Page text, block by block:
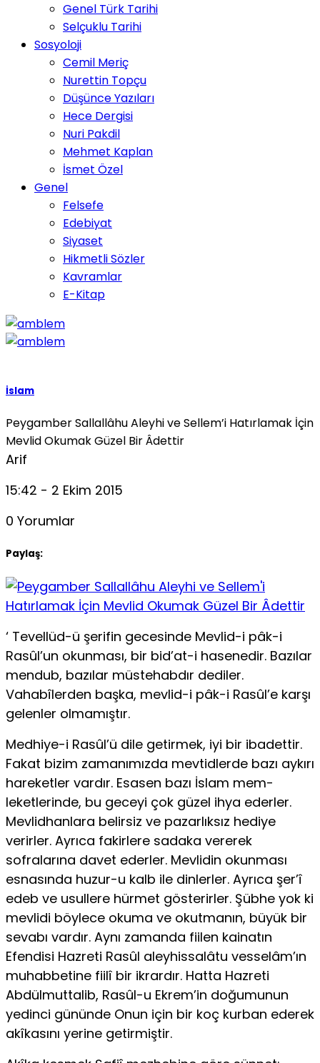
Genel Türk Tarihi
Selçuklu Tarihi
Sosyoloji
Cemil Meriç
Nurettin Topçu
Düşünce Yazıları
Hece Dergisi
Nuri Pakdil
Mehmet Kaplan
İsmet Özel
Genel
Felsefe
Edebiyat
Siyaset
Hikmetli Sözler
Kavramlar
E-Kitap
İslam
Peygamber Sallallâhu Aleyhi ve Sellem’i Hatırlamak İçin
Mevlid Okumak Güzel Bir Âdettir
Arif
15:42 - 2 Ekim 2015
0 Yorumlar
Paylaş:
‘ Tevellüd-ü şerifin gecesinde Mevlid-i pâk-i
Rasûl’un okunması, bir bid’at-i hasenedir. Bazılar
mendub, bazılar müstehabdır dediler.
Vahabîlerden başka, mevlid-i pâk-i Rasûl’e karşı
gelenler olmamıştır.
Medhiye-i Rasûl’ü dile getirmek, iyi bir ibadettir.
Fakat bizim zamanı­mızda mevtidlerde bazı aykırı
hareketler vardır. Esasen bazı İslam mem­
leketlerinde, bu geceyi çok güzel ihya ederler.
Mevlidhanlara belirsiz ve pazarlıksız hediye
verirler. Ayrıca fakirlere sadaka vererek
sofralarına davet ederler. Mevlidin okunması
esnasında huzur-u kalb ile dinlerler. Ayrıca şer’î
edeb ve usullere hürmet gösterirler. Şübhe yok ki
mevlidi böylece okuma ve okutmanın, büyük bir
sevabı vardır. Aynı zamanda fiilen kainatın
Efendisi Hazreti Rasûl aleyhissalâtu vesselâm’ın
muhab­betine fiilî bir ikrardır. Hatta Hazreti
Abdülmuttalib, Rasûl-u Ekrem’in doğumunun
yedinci gününde Onun için bir koç kurban ederek
akîkasını yerine getirmiştir.